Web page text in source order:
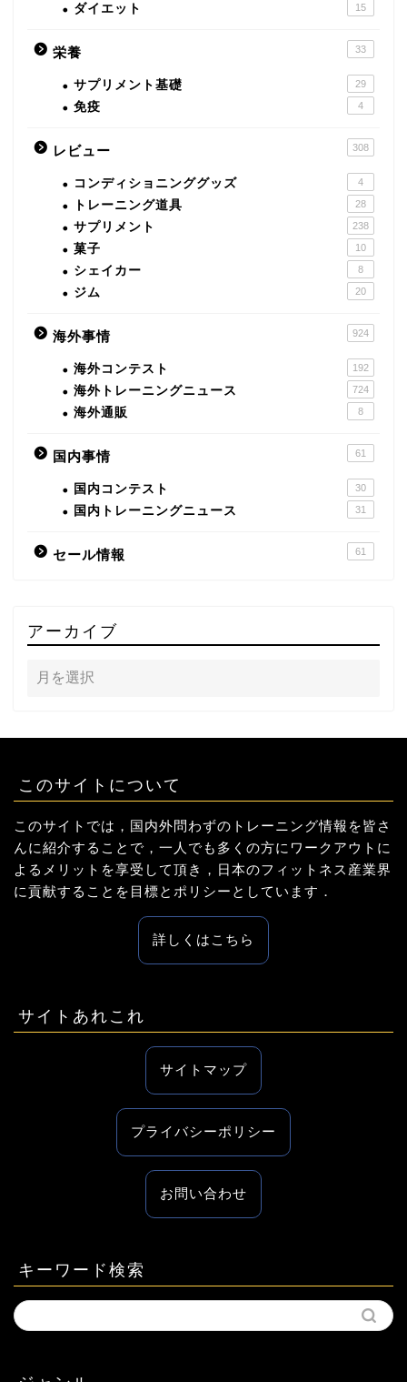
ダイエット 15
栄養 33
サプリメント基礎 29
免疫 4
レビュー 308
コンディショニンググッズ 4
トレーニング道具 28
サプリメント 238
菓子 10
シェイカー 8
ジム 20
海外事情 924
海外コンテスト 192
海外トレーニングニュース 724
海外通販 8
国内事情 61
国内コンテスト 30
国内トレーニングニュース 31
セール情報 61
アーカイブ
このサイトについて
このサイトでは，国内外問わずのトレーニング情報を皆さ
んに紹介することで，一人でも多くの方にワークアウトに
よるメリットを享受して頂き，日本のフィットネス産業界
に貢献することを目標とポリシーとしています．
詳しくはこちら
サイトあれこれ
サイトマップ
プライバシーポリシー
お問い合わせ
キーワード検索